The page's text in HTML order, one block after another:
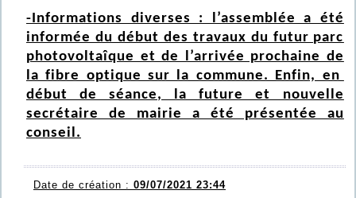
-Informations diverses : l’assemblée a été
informée du début des travaux du futur parc
photovoltaîque et de l’arrivée prochaine de
la fibre optique sur la commune. Enfin, en
début de séance, la future et nouvelle
secrétaire de mairie a été présentée au
conseil.
Date de création : 09/07/2021 23:44